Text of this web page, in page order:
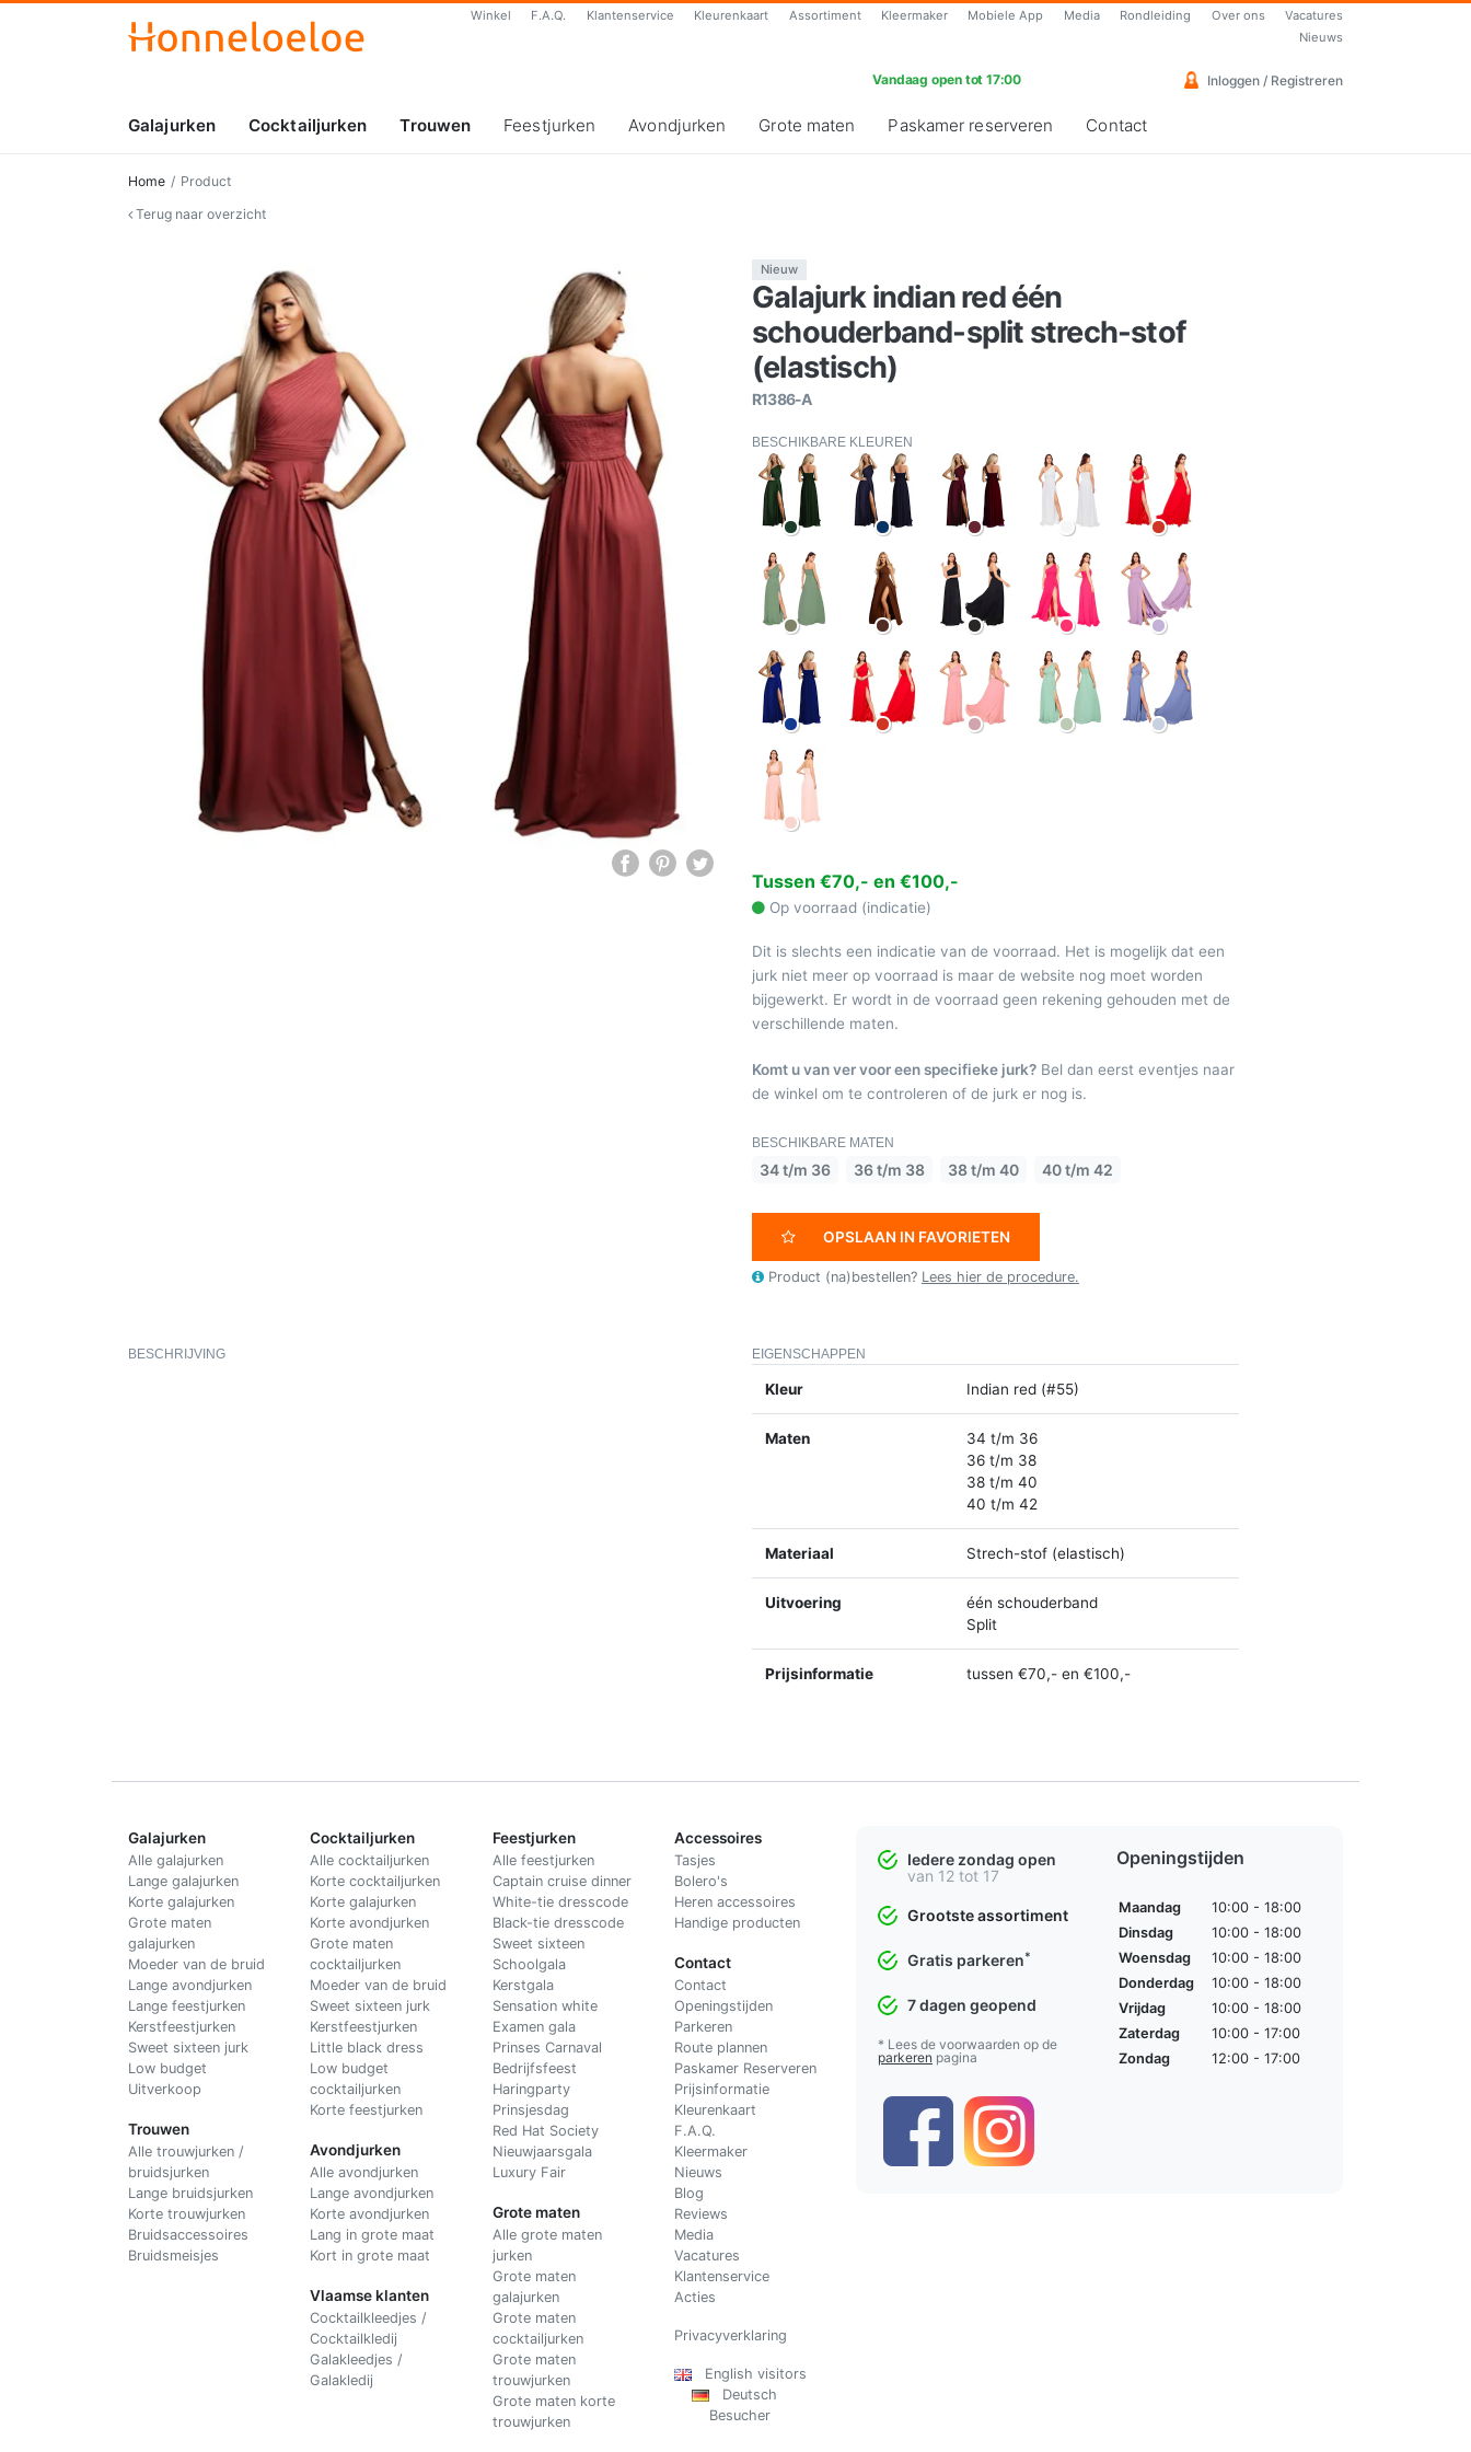
Winkel F.A.Q. Klantenservice Kleurenkaart Assortiment Kleermaker Mobiele App Media Rondleiding Over ons
Vacatures
Nieuws
Vandaag open tot 17:00 Inloggen / Registreren
Galajurken Cocktailjurken Trouwen Feestjurken Avondjurken Grote maten Paskamer reserveren Contact
Home
Product
Terug naar overzicht
Nieuw
Galajurk indian red één
schouderband-split strech-stof
(elastisch)
R1386-A
BESCHIKBARE KLEUREN
Tussen €70,- en €100,-
Op voorraad (indicatie)
Dit is slechts een indicatie van de voorraad. Het is mogelijk dat een
jurk niet meer op voorraad is maar de website nog moet worden
bijgewerkt. Er wordt in de voorraad geen rekening gehouden met de
verschillende maten.
Komt u van ver voor een specifieke jurk? Bel dan eerst eventjes naar
de winkel om te controleren of de jurk er nog is.
BESCHIKBARE MATEN
34 t/m 36 36 t/m 38 38 t/m 40 40 t/m 42
OPSLAAN IN FAVORIETEN
Product (na)bestellen? Lees hier de procedure.
BESCHRIJVING EIGENSCHAPPEN
Kleur Indian red (#55)
Maten
34 t/m 36
36 t/m 38
38 t/m 40
40 t/m 42
Materiaal Strech-stof (elastisch)
Uitvoering
één schouderband
Split
Prijsinformatie tussen €70,- en €100,-
Galajurken
Alle galajurken
Lange galajurken
Korte galajurken
Grote maten
galajurken
Moeder van de bruid
Lange avondjurken
Lange feestjurken
Kerstfeestjurken
Sweet sixteen jurk
Low budget
Uitverkoop
Trouwen
Alle trouwjurken /
bruidsjurken
Lange bruidsjurken
Korte trouwjurken
Bruidsaccessoires
Bruidsmeisjes
Cocktailjurken
Alle cocktailjurken
Korte cocktailjurken
Korte galajurken
Korte avondjurken
Grote maten
cocktailjurken
Moeder van de bruid
Sweet sixteen jurk
Kerstfeestjurken
Little black dress
Low budget
cocktailjurken
Korte feestjurken
Avondjurken
Alle avondjurken
Lange avondjurken
Korte avondjurken
Lang in grote maat
Kort in grote maat
Vlaamse klanten
Cocktailkleedjes /
Cocktailkledij
Galakleedjes /
Galakledij
Feestjurken
Alle feestjurken
Captain cruise dinner
White-tie dresscode
Black-tie dresscode
Sweet sixteen
Schoolgala
Kerstgala
Sensation white
Examen gala
Prinses Carnaval
Bedrijfsfeest
Haringparty
Prinsjesdag
Red Hat Society
Nieuwjaarsgala
Luxury Fair
Grote maten
Alle grote maten
jurken
Grote maten
galajurken
Grote maten
cocktailjurken
Grote maten
trouwjurken
Grote maten korte
trouwjurken
Accessoires
Tasjes
Bolero's
Heren accessoires
Handige producten
Contact
Contact
Openingstijden
Parkeren
Route plannen
Paskamer Reserveren
Prijsinformatie
Kleurenkaart
F.A.Q.
Kleermaker
Nieuws
Blog
Reviews
Media
Vacatures
Klantenservice
Acties
Privacyverklaring
English visitors
Deutsch
Besucher
Iedere zondag open
van 12 tot 17
Grootste assortiment
Gratis parkeren*
7 dagen geopend
* Lees de voorwaarden op de
parkeren pagina
Openingstijden
Maandag
10:00 - 18:00
Dinsdag
10:00 - 18:00
Woensdag
10:00 - 18:00
Donderdag
10:00 - 18:00
Vrijdag
10:00 - 18:00
Zaterdag
10:00 - 17:00
Zondag
12:00 - 17:00